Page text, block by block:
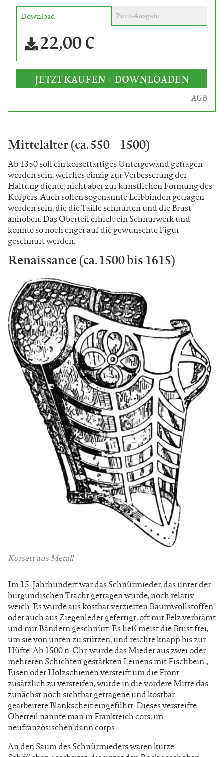
Download Print-Ausgabe
22,00 €
JETZT KAUFEN + DOWNLOADEN
AGB
Mittelalter (ca. 550 – 1500)
Ab 1350 soll ein korsettartiges Untergewand getragen
worden sein, welches einzig zur Verbesserung der
Haltung diente, nicht aber zur künstlichen Formung des
Körpers. Auch sollen sogenannte Leibbinden getragen
worden sein, die die Taille schnürten und die Brust
anhoben. Das Oberteil erhielt ein Schnürwerk und
konnte so noch enger auf die gewünschte Figur
geschnürt werden.
Renaissance (ca. 1500 bis 1615)
Korsett aus Metall
Im 15. Jahrhundert war das Schnürmieder, das unter der
burgundischen Tracht getragen wurde, noch relativ
weich. Es wurde aus kostbar verzierten Baumwollstoffen
oder auch aus Ziegenleder gefertigt, oft mit Pelz verbrämt
und mit Bändern geschnürt. Es ließ meist die Brust frei,
um sie von unten zu stützen, und reichte knapp bis zur
Hüfte. Ab 1500 n. Chr. wurde das Mieder aus zwei oder
mehreren Schichten gestärkten Leinens mit Fischbein-,
Eisen oder Holzschienen versteift um die Front
zusätzlich zu versteifen, wurde in die vordere Mitte das
zunächst noch sichtbar getragene und kostbar
gearbeitete Blankscheit eingeführt. Dieses versteifte
Oberteil nannte man in Frankreich cors, im
neufranzösischen dann corps.
An den Saum des Schnürmieders waren kurze